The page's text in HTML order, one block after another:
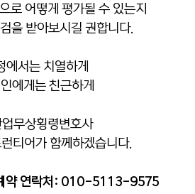
로 어떻게 평가될 수 있는지
을 받아보시길 권합니다.
에서는 치열하게
에게는 친근하게
무상횡령변호사
티어가 함께하겠습니다.
약 연락처: 010-5113-9575